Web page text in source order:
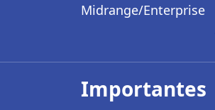
Midrange/Enterprise
Importantes